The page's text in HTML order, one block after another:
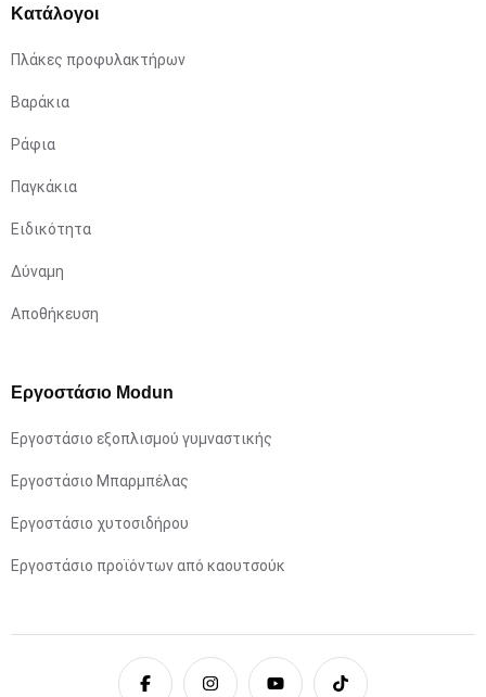
Κατάλογοι
Πλάκες προφυλακτήρων
Βαράκια
Ράφια
Παγκάκια
Ειδικότητα
Δύναμη
Αποθήκευση
Εργοστάσιο Modun
Εργοστάσιο εξοπλισμού γυμναστικής
Εργοστάσιο Μπαρμπέλας
Εργοστάσιο χυτοσιδήρου
Εργοστάσιο προϊόντων από καουτσούκ